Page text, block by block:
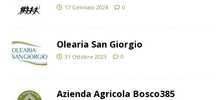
17 Gennaio 2024 0
Olearia San Giorgio
31 Ottobre 2023 0
Azienda Agricola Bosco385